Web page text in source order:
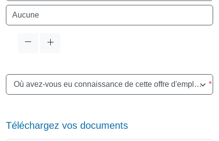
Maîtrise de la langue
Où avez-vous eu connaissance de cette offre d'emploi ? *
Téléchargez vos documents